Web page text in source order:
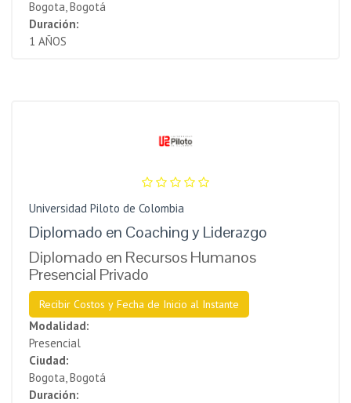
Bogota, Bogotá
Duración:
1 AÑOS
Universidad Piloto de Colombia
Diplomado en Coaching y Liderazgo
Diplomado en Recursos Humanos
Presencial Privado
Recibir Costos y Fecha de Inicio al Instante
Modalidad:
Presencial
Ciudad:
Bogota, Bogotá
Duración: